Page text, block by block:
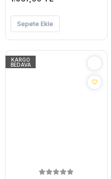
Sepete Ekle
KARGO
BEDAVA